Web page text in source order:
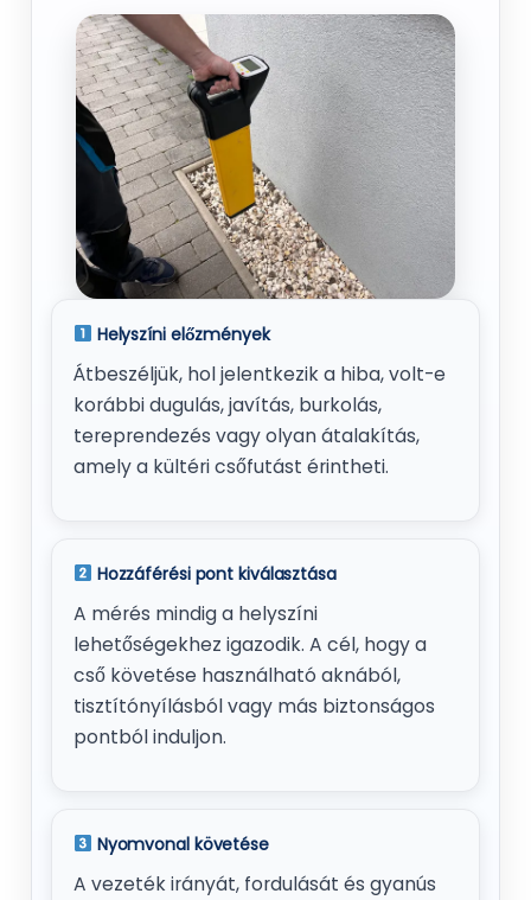
Helyszíni előzmények
Átbeszéljük, hol jelentkezik a hiba, volt-e
korábbi dugulás, javítás, burkolás,
tereprendezés vagy olyan átalakítás,
amely a kültéri csőfutást érintheti.
Hozzáférési pont kiválasztása
A mérés mindig a helyszíni
lehetőségekhez igazodik. A cél, hogy a
cső követése használható aknából,
tisztítónyílásból vagy más biztonságos
pontból induljon.
Nyomvonal követése
A vezeték irányát, fordulását és gyanús